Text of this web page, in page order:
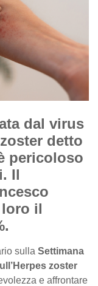
dal virus
detto
pericoloso
Il
loro il
sulla Settimana
zoster
e affrontare